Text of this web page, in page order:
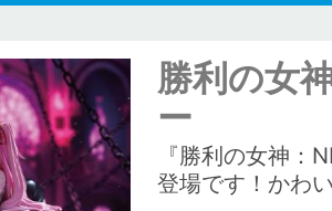
勝利の女
ー
『勝利の女神：
登場です！かわ